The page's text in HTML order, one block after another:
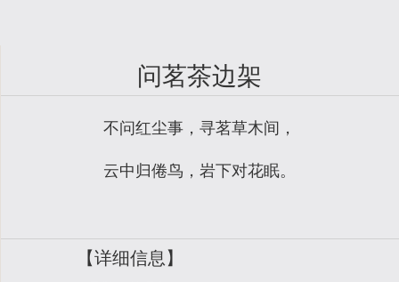
问茗茶边架
不问红尘事，寻茗草木间，
云中归倦鸟，岩下对花眠。
【详细信息】